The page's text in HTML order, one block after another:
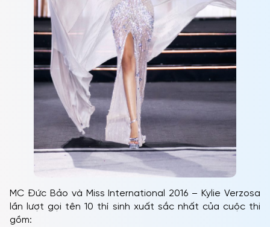
MC Đức Bảo và Miss International 2016 – Kylie Verzosa
lần lượt gọi tên 10 thí sinh xuất sắc nhất của cuộc thi
gồm: